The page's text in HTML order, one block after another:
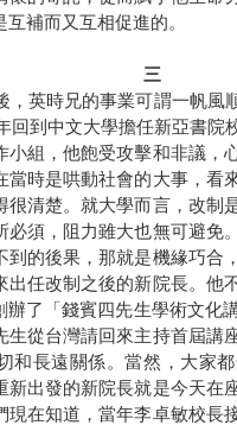
補而又互相促進的。
三
，英時兄的事業可謂一帆風
回到中文大學擔任新亞書院
小組，他飽受攻擊和非議，
當時是哄動社會的大事，看
很清楚。就大學而言，改制
必須，阻力雖大也無可避免
到的後果，那就是機緣巧合
出任改制之後的新院長。他
辦了「錢賓四先生學術文化
生從台灣請回來主持首屆講
和長遠關係。當然，大家
新出發的新院長就是今天在
現在知道，當年李卓敏校長